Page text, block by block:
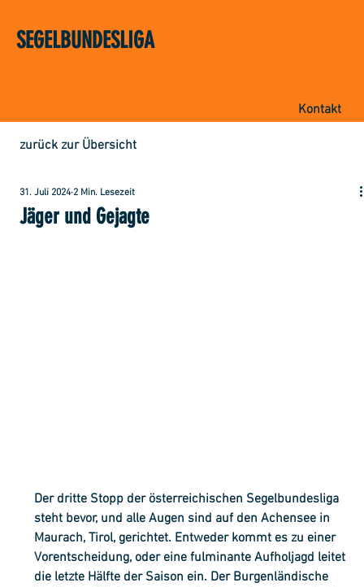
SEGELBUNDESLIGA
Kontakt
Jäger und Gejagte
31. Juli 2024 2 Min. Lesezeit
Der dritte Stopp der österreichischen Segelbundesliga
steht bevor, und alle Augen sind auf den Achensee in
Maurach, Tirol, gerichtet. Entweder kommt es zu einer
Vorentscheidung, oder eine fulminante Aufholjagd leitet
die letzte Hälfte der Saison ein. Der Burgenländische
zurück zur Übersicht